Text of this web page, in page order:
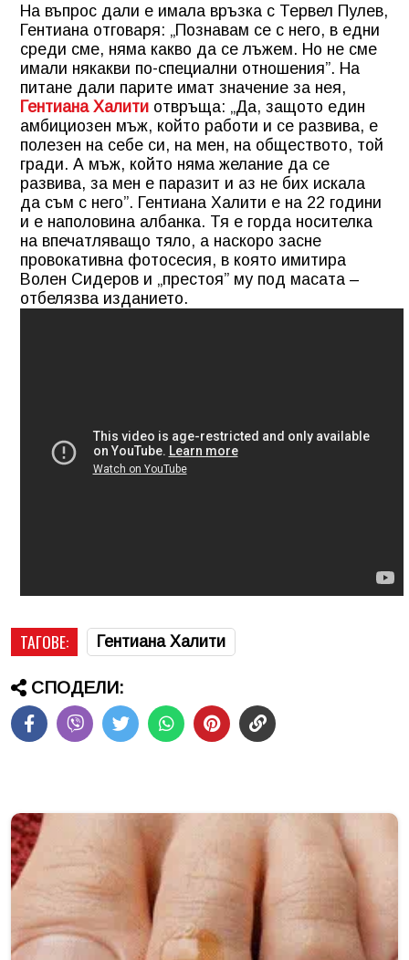
На въпрос дали е имала връзка с Тервел Пулев,
Гентиана отговаря: „Познавам се с него, в едни
среди сме, няма какво да се лъжем. Но не сме
имали някакви по-специални отношения”. На
питане дали парите имат значение за нея,
Гентиана Халити отвръща: „Да, защото един
амбициозен мъж, който работи и се развива, е
полезен на себе си, на мен, на обществото, той
гради. А мъж, който няма желание да се
развива, за мен е паразит и аз не бих искала
да съм с него”. Гентиана Халити е на 22 години
и е наполовина албанка. Тя е горда носителка
на впечатляващо тяло, а наскоро засне
провокативна фотосесия, в която имитира
Волен Сидеров и „престоя” му под масата –
отбелязва изданието.
ТАГОВЕ: Гентиана Халити
СПОДЕЛИ: